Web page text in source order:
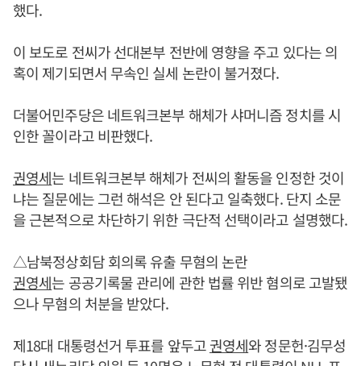
했다.
이 보도로 전씨가 선대본부 전반에 영향을 주고 있다는 의
혹이 제기되면서 무속인 실세 논란이 불거졌다.
더불어민주당은 네트워크본부 해체가 샤머니즘 정치를 시
인한 꼴이라고 비판했다.
권영세는 네트워크본부 해체가 전씨의 활동을 인정한 것이
냐는 질문에는 그런 해석은 안 된다고 일축했다. 단지 소문
을 근본적으로 차단하기 위한 극단적 선택이라고 설명했다.
△남북정상회담 회의록 유출 무혐의 논란
권영세는 공공기록물 관리에 관한 법률 위반 혐의로 고발됐
으나 무혐의 처분을 받았다.
제18대 대통령선거 투표를 앞두고권영세와 정문헌·김무성